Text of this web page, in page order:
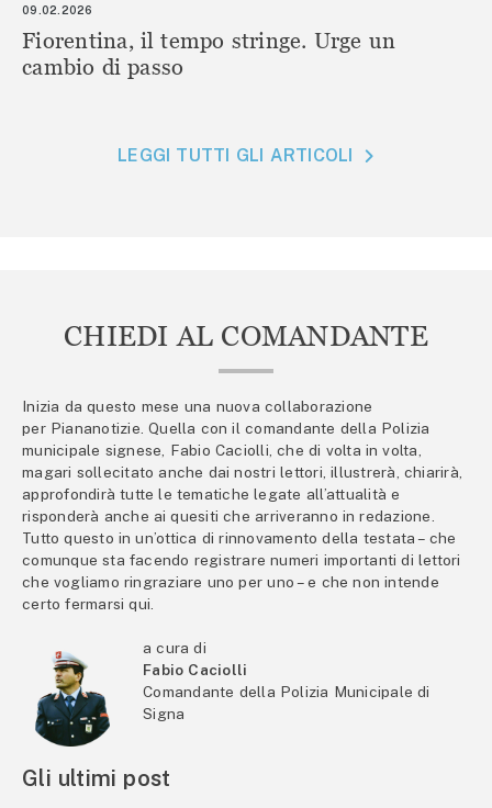
09.02.2026
Fiorentina, il tempo stringe. Urge un
cambio di passo
LEGGI TUTTI GLI ARTICOLI
CHIEDI AL COMANDANTE
Inizia da questo mese una nuova collaborazione
per Piananotizie. Quella con il comandante della Polizia
municipale signese, Fabio Caciolli, che di volta in volta,
magari sollecitato anche dai nostri lettori, illustrerà, chiarirà,
approfondirà tutte le tematiche legate all’attualità e
risponderà anche ai quesiti che arriveranno in redazione.
Tutto questo in un’ottica di rinnovamento della testata – che
comunque sta facendo registrare numeri importanti di lettori
che vogliamo ringraziare uno per uno – e che non intende
certo fermarsi qui.
a cura di
Fabio Caciolli
Comandante della Polizia Municipale di
Signa
Gli ultimi post